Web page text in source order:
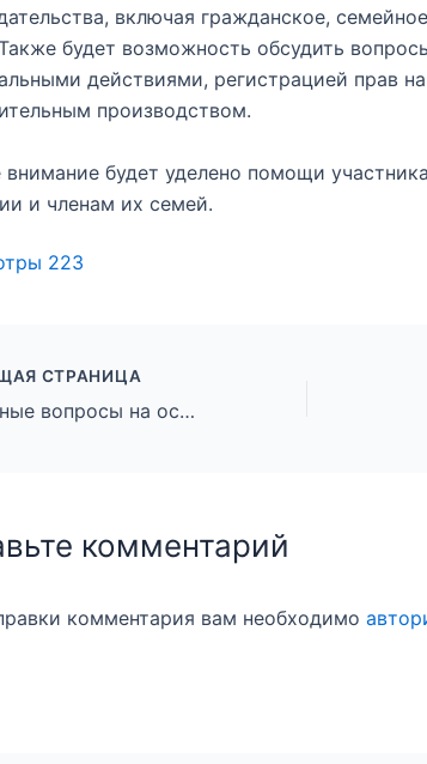
включая гражданское,
будет возможность обсудить
действиями, регистрацией прав
производством.
внимание будет уделено помощи
и членам их семей.
223
СТРАНИЦА
Рассмотренные вопросы на особом контроле
комментарий
комментария вам необходимо